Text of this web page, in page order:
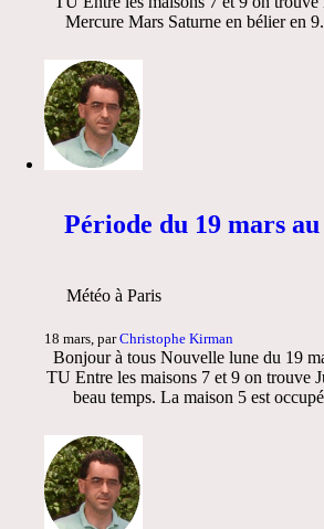
Mercure Mars Saturne en bélier en
Période du 19 mars
Météo à Paris
18 mars, parChristophe Kirman
Bonjour à tous Nouvelle lune du 19
TU Entre les maisons 7 et 9 on trouve
beau temps. La maison 5 est